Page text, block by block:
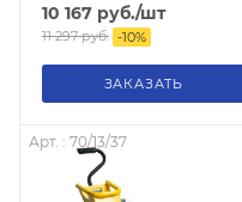
10 167 руб./шт
11 297руб. -10%
ЗАКАЗАТЬ
Арт. : 70/13/37